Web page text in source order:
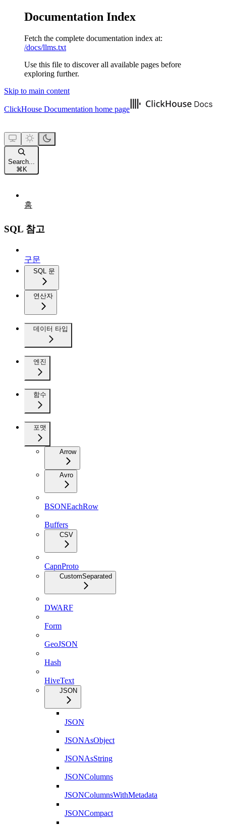
Documentation Index
Fetch the complete documentation index at:
/docs/llms.txt
Use this file to discover all available pages before
exploring further.
Skip to main content
ClickHouse Documentation home page
Search...
⌘ K
홈
SQL 참고
구문
SQL 문
연산자
데이터 타입
엔진
함수
포맷
Arrow
Avro
BSONEachRow
Buffers
CSV
CapnProto
CustomSeparated
DWARF
Form
GeoJSON
Hash
HiveText
JSON
JSON
JSONAsObject
JSONAsString
JSONColumns
JSONColumnsWithMetadata
JSONCompact